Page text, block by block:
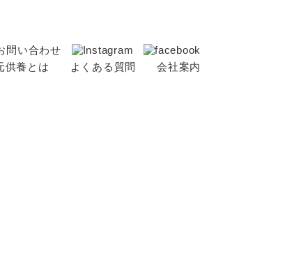
供養とは よくある質問 会社案内